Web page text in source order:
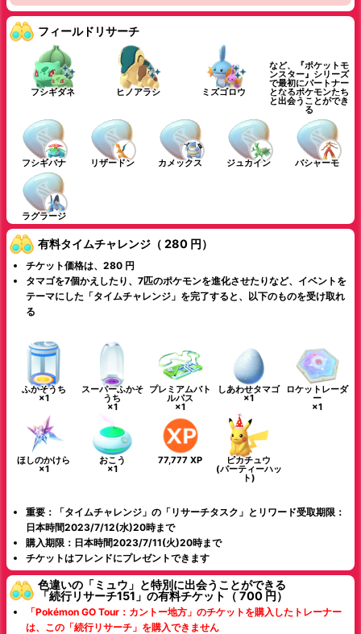
フィールドリサーチ
フシギダネ ヒノアラシ ミズゴロウ
など、『ポケットモ
ンスター』シリーズ
で最初にパートナー
となるポケモンたち
と出会うことができ
る
フシギバナ リザードン カメックス ジュカイン バシャーモ
ラグラージ
有料タイムチャレンジ（ 280 円）
チケット価格は、280 円
タマゴを7個かえしたり、7匹のポケモンを進化させたりなど、イベントを
テーマにした「タイムチャレンジ」を完了すると、以下のものを受け取れ
る
ふかそうち
×1
スーパーふかそ
うち
×1
プレミアムバト
ルパス
×1
しあわせタマゴ
×1
ロケットレーダ
ー
×1
ほしのかけら
×1
おこう
×1
77,777 XP ピカチュウ
(パーティーハッ
ト)
重要：「タイムチャレンジ」の「リサーチタスク」とリワード受取期限：
日本時間2023/7/12(水)20時まで
購入期限：日本時間2023/7/11(火)20時まで
チケットはフレンドにプレゼントできます
色違いの「ミュウ」と特別に出会うことができる
「続行リサーチ151」の有料チケット（ 700 円）
「Pokémon GO Tour：カントー地方」のチケットを購入したトレーナー
は、この「続行リサーチ」を購入できません